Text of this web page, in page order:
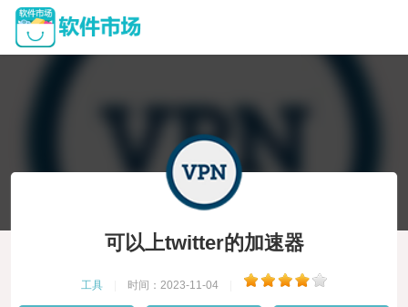
可以上twitter的加速器
工具 时间：2023-11-04